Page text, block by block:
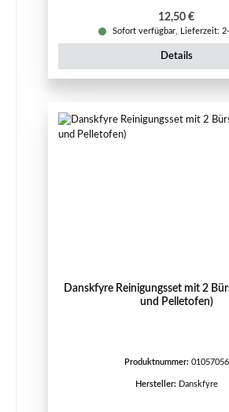
Regulärer Preis:
12,50 €
Sofort verfügbar, Lieferzeit:
Details
Danskfyre Reinigungsset mit 2
und Pelletofen)
Produktnummer: 01057056
Hersteller: Danskfyre